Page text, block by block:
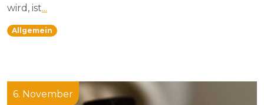
wird, ist...
Allgemein
6. November